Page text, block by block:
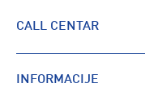
CALL CENTAR
INFORMACIJE